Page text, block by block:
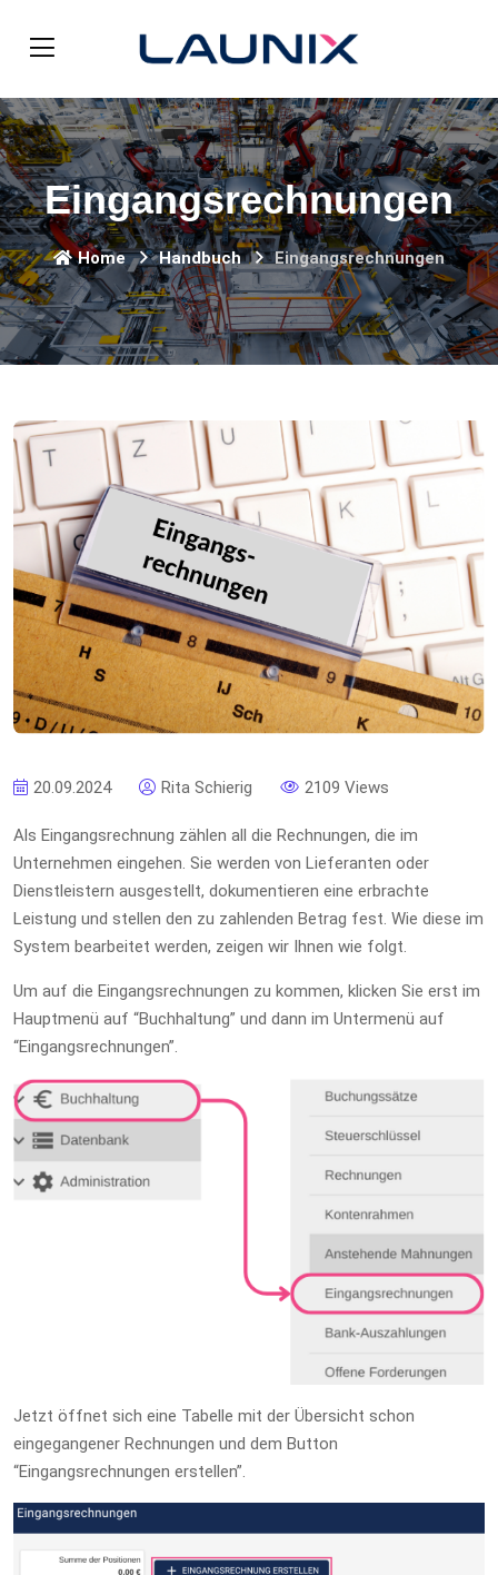
Eingangsrechnungen
Home Handbuch Eingangsrechnungen
20.09.2024 Rita Schierig 2109 Views
Als Eingangsrechnung zählen all die Rechnungen, die im
Unternehmen eingehen. Sie werden von Lieferanten oder
Dienstleistern ausgestellt, dokumentieren eine erbrachte
Leistung und stellen den zu zahlenden Betrag fest. Wie diese im
System bearbeitet werden, zeigen wir Ihnen wie folgt.
Um auf die Eingangsrechnungen zu kommen, klicken Sie erst im
Hauptmenü auf “Buchhaltung” und dann im Untermenü auf
“Eingangsrechnungen”.
Jetzt öffnet sich eine Tabelle mit der Übersicht schon
eingegangener Rechnungen und dem Button
“Eingangsrechnungen erstellen”.